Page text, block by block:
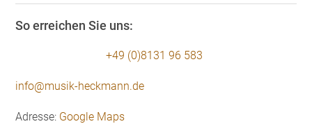
So erreichen Sie uns:
+49 (0)8131 96 583
info@musik-heckmann.de
Adresse: Google Maps